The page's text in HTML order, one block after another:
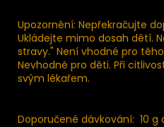
Upozornění: Nepřekračujte
Ukládejte mimo dosah dětí.
stravy." Není vhodné pro
Nevhodné pro děti. Při
svým lékařem.
Doporučené dávkování: 10 g